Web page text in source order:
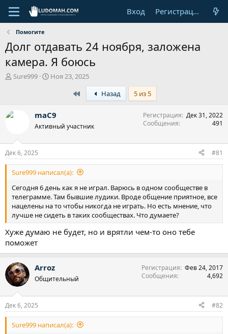
Вход Регистрация
Помогите
Долг отдавать 24 ноября, заложена
камера. Я боюсь
А
р
м
Sure999
Д
н
ч
а
Ноя 23, 2025
Назад 5 из 5
maC9
Активный участник
Регистрация Дек 31, 2022
Сообщения
491
Дек 6, 2025 #81
Sure999 написал(а):
Сегодня 6 день как я не играл. Варюсь в одном сообществе в
телеграмме. Там бывшие лудики. Вроде общение приятное, все
нацелены на то чтобы никогда не играть. Но есть мнение, что
лучше не сидеть в таких сообществах. Что думаете?
Хуже думаю не будет, но и врятли чем-то оно тебе
поможет
Arroz
Общительный
Регистрация Фев 24, 2017
Сообщения
4,692
Дек 6, 2025 #82
Sure999 написал(а):